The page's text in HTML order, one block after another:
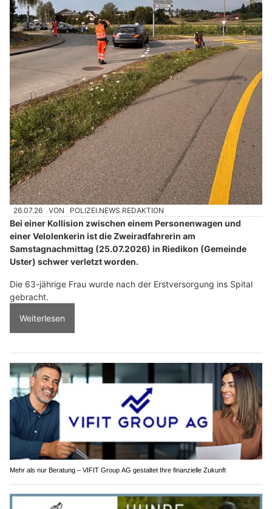
26.07.26 VON POLIZEI.NEWS REDAKTION
Bei einer Kollision zwischen einem Personenwagen und
einer Velolenkerin ist die Zweiradfahrerin am
Samstagnachmittag (25.07.2026) in Riedikon (Gemeinde
Uster) schwer verletzt worden.
Die 63-jährige Frau wurde nach der Erstversorgung ins Spital
gebracht.
Weiterlesen
Mehr als nur Beratung – VIFIT Group AG gestaltet Ihre finanzielle Zukunft